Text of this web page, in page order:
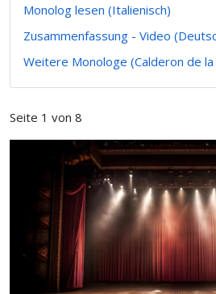
Monolog lesen (Italienisch)
Zusammenfassung - Video
Weitere Monologe (Calderon de la
Seite 1 von 8